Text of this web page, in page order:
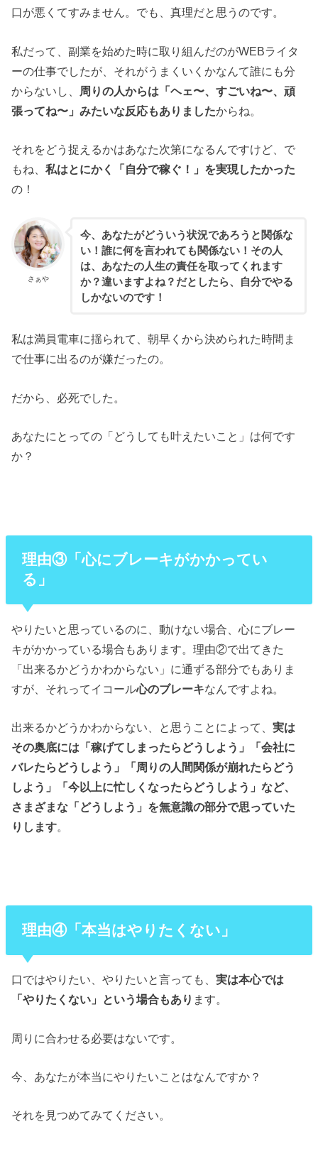
口が悪くてすみません。でも、真理だと思うのです。
私だって、副業を始めた時に取り組んだのがWEBライタ
ーの仕事でしたが、それがうまくいくかなんて誰にも分
からないし、
周りの人からは「ヘェ〜、すごいね〜、頑
張ってね〜」みたいな反応もありましたからね。
それをどう捉えるかはあなた次第になるんですけど、で
もね、私はとにかく「自分で稼ぐ！」を実現したかった
の！
さぁや
今、あなたがどういう状況であろうと関係な
い！誰に何を言われても関係ない！その人
は、あなたの人生の責任を取ってくれます
か？違いますよね？だとしたら、自分でやる
しかないのです！
私は満員電車に揺られて、朝早くから決められた時間ま
で仕事に出るのが嫌だったの。
だから、必死でした。
あなたにとっての「どうしても叶えたいこと」は何です
か？
理由③「心にブレーキがかかってい
る」
やりたいと思っているのに、動けない場合、心にブレー
キがかかっている場合もあります。理由②で出てきた
「出来るかどうかわからない」に通ずる部分でもありま
すが、それってイコール心のブレーキなんですよね。
出来るかどうかわからない、と思うことによって、実は
その奥底には「稼げてしまったらどうしよう」「会社に
バレたらどうしよう」「周りの人間関係が崩れたらどう
しよう」「今以上に忙しくなったらどうしよう」など、
さまざまな「どうしよう」を無意識の部分で思っていた
りします。
理由④「本当はやりたくない」
口ではやりたい、やりたいと言っても、実は本心では
「やりたくない」という場合もあり ます。
周りに合わせる必要はないです。
今、あなたが本当にやりたいことはなんですか？
それを見つめてみてください。